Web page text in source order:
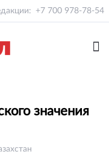
+7 700 978-78-54
значения